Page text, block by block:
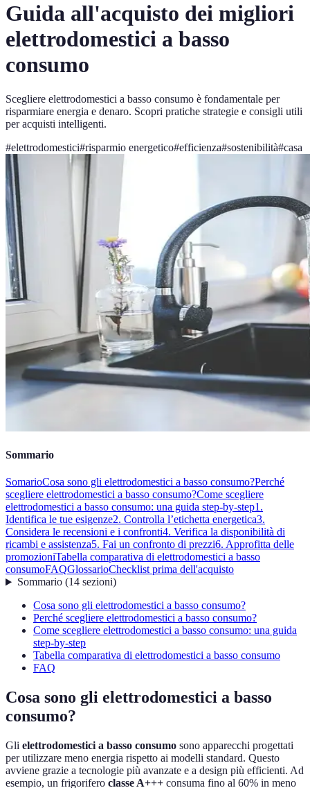
Guida all'acquisto dei migliori
elettrodomestici a basso
consumo
Scegliere elettrodomestici a basso consumo è fondamentale per
risparmiare energia e denaro. Scopri pratiche strategie e consigli utili
per acquisti intelligenti.
#elettrodomestici#risparmio energetico#efficienza#sostenibilità#casa
Sommario
SomarioCosa sono gli elettrodomestici a basso consumo?Perché
scegliere elettrodomestici a basso consumo?Come scegliere
elettrodomestici a basso consumo: una guida step-by-step1.
Identifica le tue esigenze2. Controlla l’etichetta energetica3.
Considera le recensioni e i confronti4. Verifica la disponibilità di
ricambi e assistenza5. Fai un confronto di prezzi6. Approfitta delle
promozioniTabella comparativa di elettrodomestici a basso
consumoFAQGlossarioChecklist prima dell'acquisto
Sommario(14 sezioni)
Cosa sono gli elettrodomestici a basso consumo?
Perché scegliere elettrodomestici a basso consumo?
Come scegliere elettrodomestici a basso consumo: una guida
step-by-step
Tabella comparativa di elettrodomestici a basso consumo
FAQ
Cosa sono gli elettrodomestici a basso
consumo?
Gli elettrodomestici a basso consumo sono apparecchi progettati
per utilizzare meno energia rispetto ai modelli standard. Questo
avviene grazie a tecnologie più avanzate e a design più efficienti. Ad
esempio, un frigorifero classe A+++ consuma fino al 60% in meno